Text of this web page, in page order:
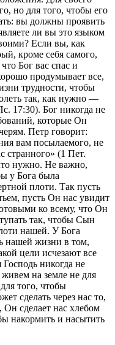
но для того, чтобы его
вы должны проявить
ли вы это языком
Если вы, как
кроме себя самого,
Бог вас спас и
продумывает все,
трудности, чтобы
так, как нужно —
17:30). Бог никогда не
которые Он
Петр говорит:
вам посылаемого, не
странного» (1 Пет.
нужно. Не важно,
у Бога была
плоти. Так пусть
пусть Он нас увидит
ко всему, что Он
так, чтобы Сын
нашей. У Бога
нашей жизни в том,
цели исчезают все
никогда не
на земле не для
того, чтобы
сделать через нас то,
сделает нас хлебом
накормить и насытить